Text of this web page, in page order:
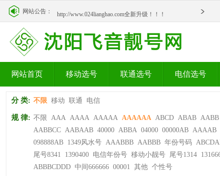
网站公告： http://www.024lianghao.com全新升级！！！
网站首页 移动选号 联通选号 电信选号
分 类: 不限 移动 联通 电信
规 律: 不限 AAA AAAA AAAAA AAAAAA ABCD ABAB AABB
AABBCC AABAAB 40000 ABBA 04000 00000AB AAAAB
098888AB 1349风水号 AAABBB AABBB 年份号码
尾号8341
1390400 电信年份号 移动小靓号 尾号1314
ABBBCDDD 中间666666 00001 其他 个性号